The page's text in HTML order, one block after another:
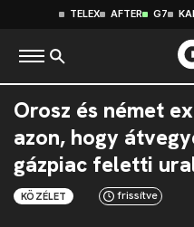
TELEX AFTER G7
Orosz és német
azon, hogy
gázpiac feletti
KÖZÉLET frissítve